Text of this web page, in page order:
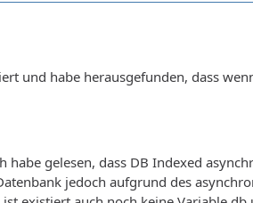
und habe herausgefunden, dass
habe gelesen, dass DB Indexed
jedoch aufgrund des